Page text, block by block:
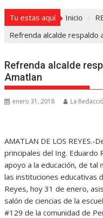
Tu estas aquí Inicio
Refrenda alcalde respaldo
Refrenda alcalde
Amatlan
enero 31, 2018 La
AMATLAN DE LOS
principales del Ing. Eduardo
apoyo a la educación, de tal
las instituciones educativas
Reyes, hoy 31 de enero,
salón de ciencias de la
#129 de la comunidad de